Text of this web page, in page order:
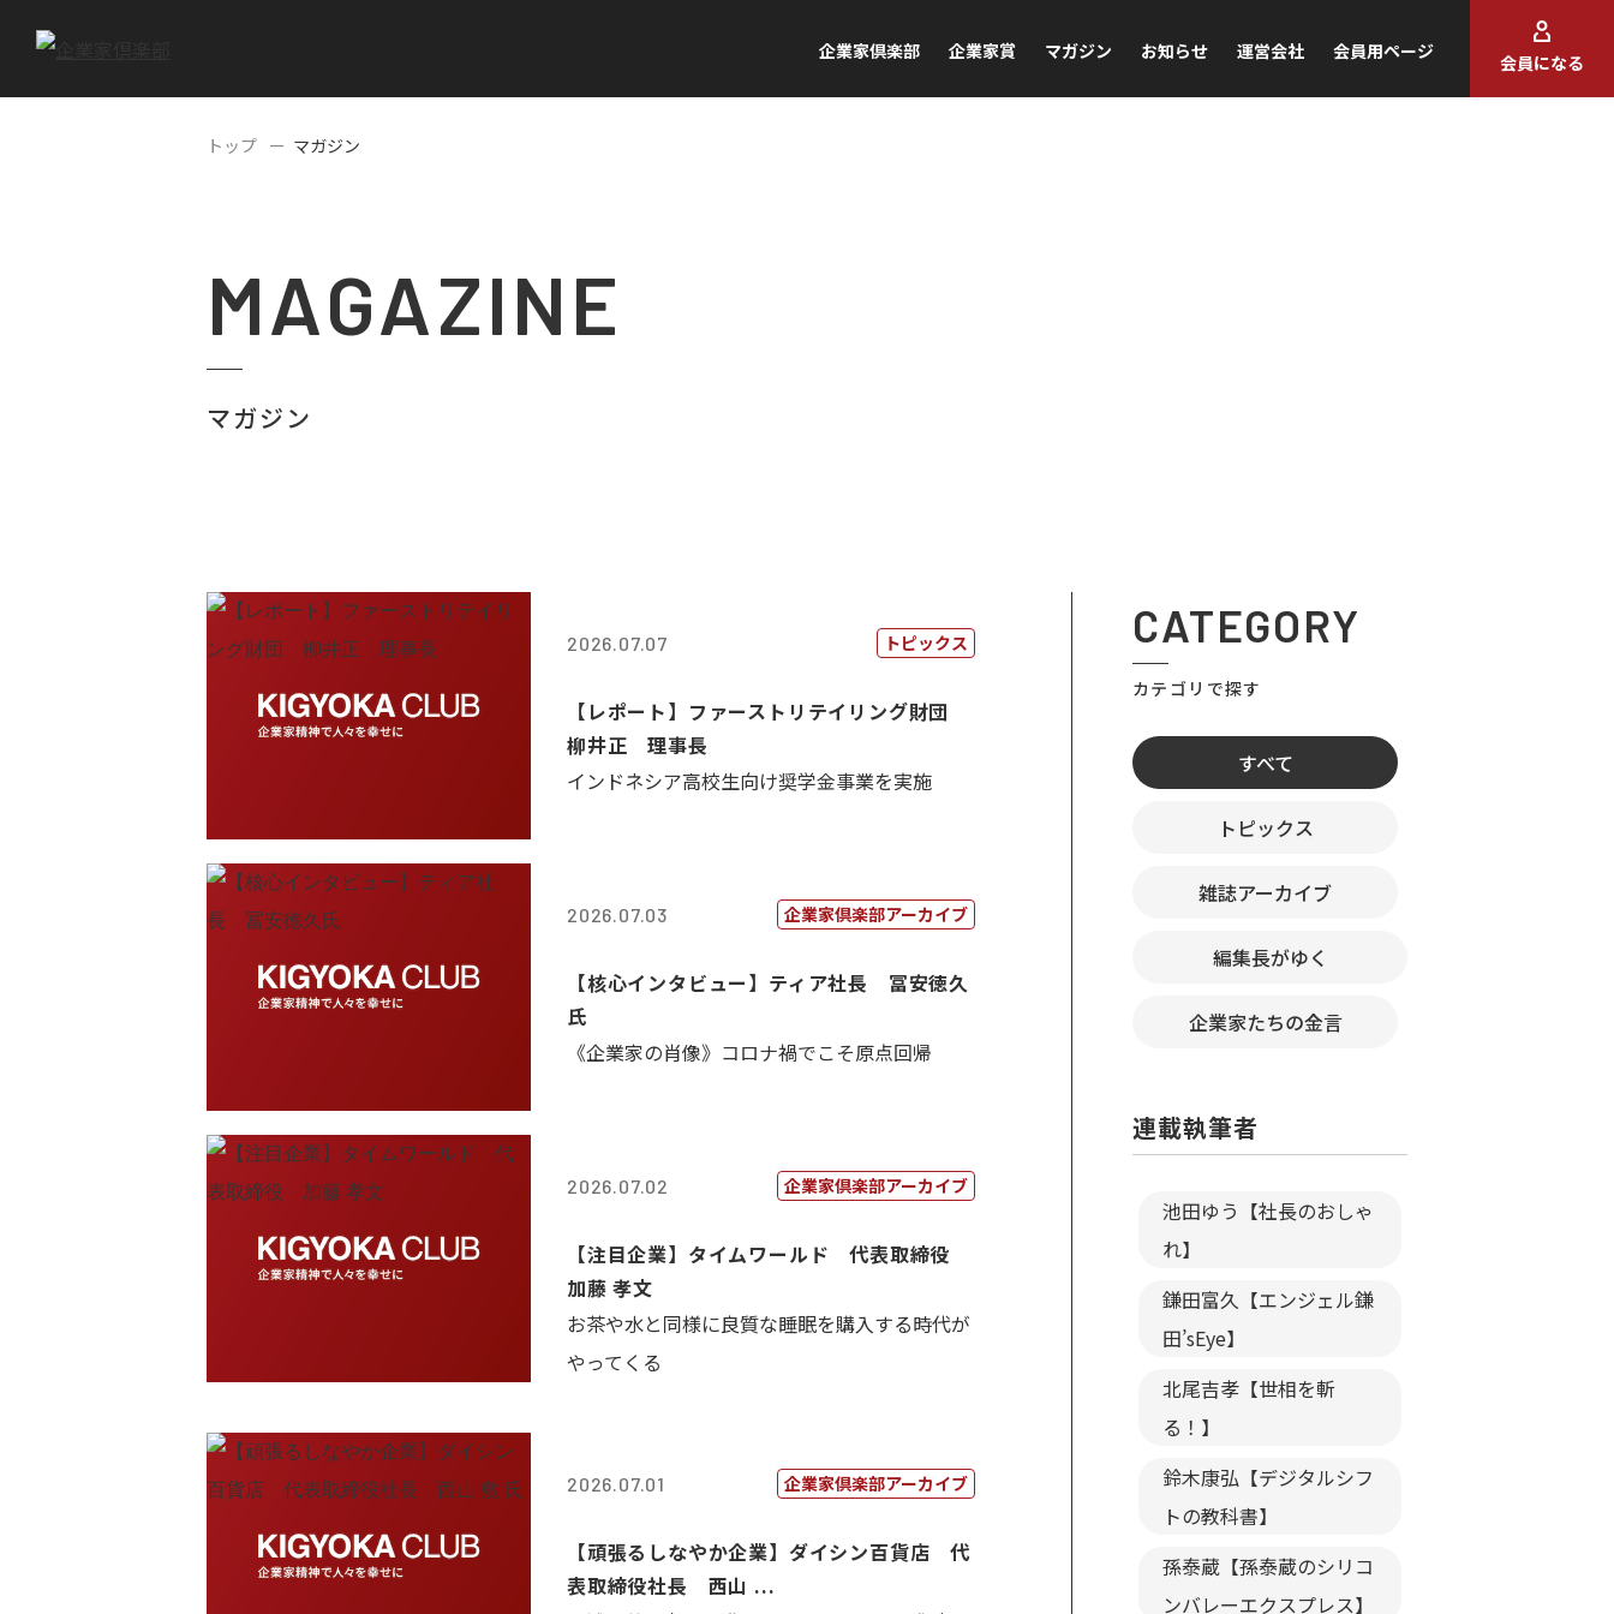
企業家倶楽部 企業家賞 マガジン お知らせ 運営会社 会員用ページ
会員になる
トップ マガジン
MAGAZINE
マガジン
2026.07.07 トピックス
【レポート】ファーストリテイリング財団
柳井正 理事長
インドネシア高校生向け奨学金事業を実施
2026.07.03 企業家倶楽部アーカイブ
【核心インタビュー】ティア社長 冨安徳久
氏
《企業家の肖像》コロナ禍でこそ原点回帰
2026.07.02 企業家倶楽部アーカイブ
【注目企業】タイムワールド 代表取締役
加藤 孝文
お茶や水と同様に良質な睡眠を購入する時代が
やってくる
2026.07.01 企業家倶楽部アーカイブ
【頑張るしなやか企業】ダイシン百貨店 代
表取締役社長 西山 ...
CATEGORY
カテゴリで探す
すべて
トピックス
雑誌アーカイブ
編集長がゆく
企業家たちの金言
連載執筆者
池田ゆう【社長のおしゃ
れ】
鎌田富久【エンジェル鎌
田’sEye】
北尾吉孝【世相を斬
る！】
鈴木康弘【デジタルシフ
トの教科書】
孫泰蔵【孫泰蔵のシリコ
ンバレーエクスプレス】